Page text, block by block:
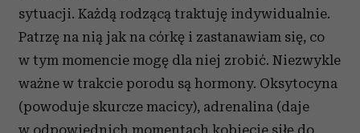
sytuacji. Każdą rodzącą traktuję indywidualnie.
Patrzę na nią jak na córkę i zastanawiam się, co
w tym momencie mogę dla niej zrobić. Niezwykle
ważne w trakcie porodu są hormony. Oksytocyna
(powoduje skurcze macicy), adrenalina (daje